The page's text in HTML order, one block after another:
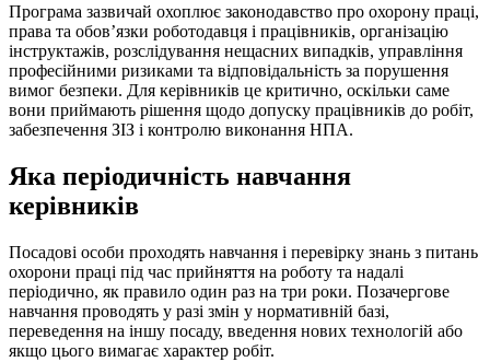
Програма зазвичай охоплює законодавство про охорону праці,
права та обов’язки роботодавця і працівників, організацію
інструктажів, розслідування нещасних випадків, управління
професійними ризиками та відповідальність за порушення
вимог безпеки. Для керівників це критично, оскільки саме
вони приймають рішення щодо допуску працівників до робіт,
забезпечення ЗІЗ і контролю виконання НПА.
Яка періодичність навчання
керівників
Посадові особи проходять навчання і перевірку знань з питань
охорони праці під час прийняття на роботу та надалі
періодично, як правило один раз на три роки. Позачергове
навчання проводять у разі змін у нормативній базі,
переведення на іншу посаду, введення нових технологій або
якщо цього вимагає характер робіт.